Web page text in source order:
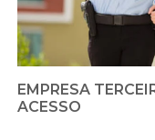
EMPRESA
ACESSO